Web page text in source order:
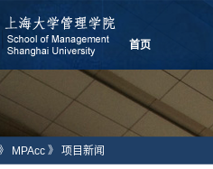
首页
MPAcc 》 项目新闻